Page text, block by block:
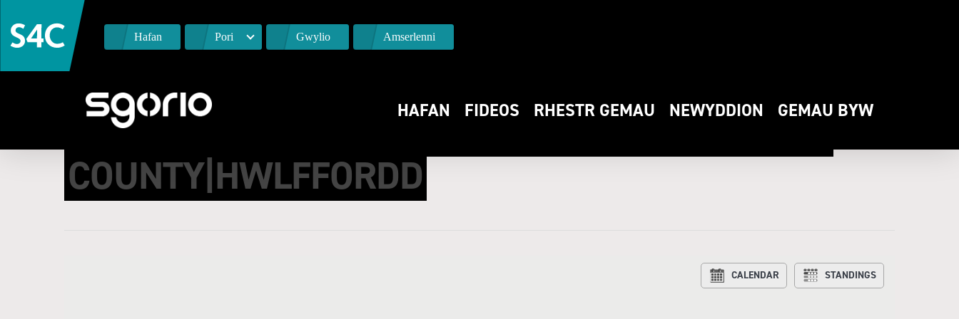
Hafan Pori Gwylio Amserlenni
HAFAN FIDEOS RHESTR GEMAU NEWYDDION GEMAU BYW
PEN-Y-BONT|PEN-Y-BONT VS HAVERFORDWEST
COUNTY|HWLFFORDD
CALENDAR STANDINGS